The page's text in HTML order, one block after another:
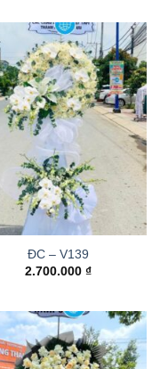
ĐC – V139
2.700.000 ₫